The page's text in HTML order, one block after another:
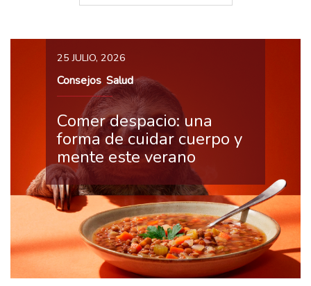
25 JULIO, 2026
Consejos, Salud
Comer despacio: una
forma de cuidar cuerpo y
mente este verano